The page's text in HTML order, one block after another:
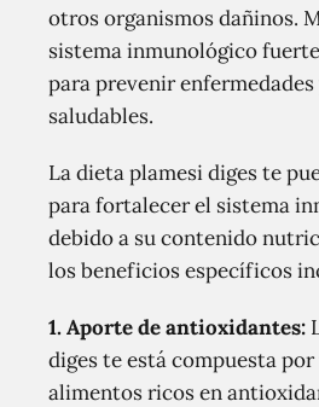
otros organismos dañinos.
sistema inmunológico
para prevenir
saludables.
La dieta plamesi diges te
para fortalecer el sistema
debido a su contenido
los beneficios específicos
1. Aporte de antioxidantes:
diges te está compuesta
alimentos ricos en